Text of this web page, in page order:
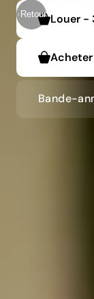
Retour Louer -
Bande-